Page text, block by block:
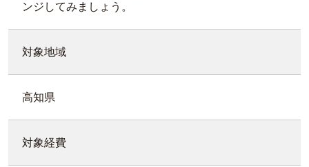
ンジしてみましょう。
対象地域
高知県
対象経費